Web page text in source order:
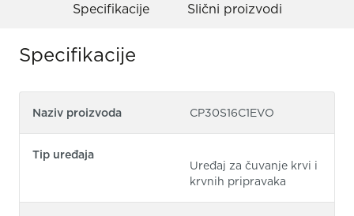
Specifikacije Slični proizvodi
Specifikacije
Naziv proizvoda CP30S16C1EVO
Tip uređaja
Uređaj za čuvanje krvi i
krvnih pripravaka